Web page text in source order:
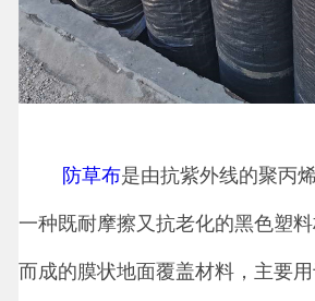
防草布是由抗紫外线的聚丙
一种既耐摩擦又抗老化的黑色塑
而成的膜状地面覆盖材料，主要